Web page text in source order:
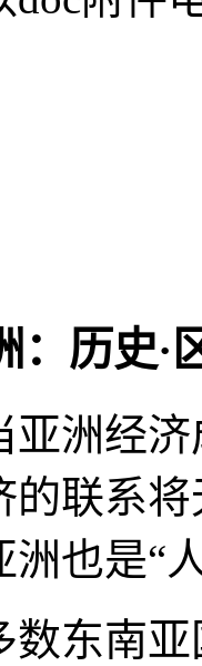
：历史·
亚洲经
的联系
也是“
数东南